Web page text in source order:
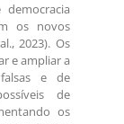
os novos
2023). Os
e ampliar a
e de
de
os